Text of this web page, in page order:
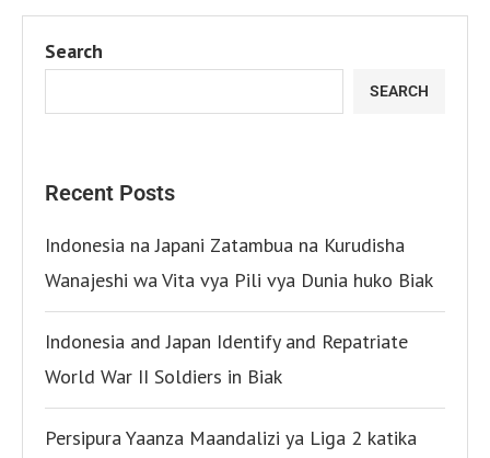
Search
SEARCH
Recent Posts
Indonesia na Japani Zatambua na Kurudisha
Wanajeshi wa Vita vya Pili vya Dunia huko Biak
Indonesia and Japan Identify and Repatriate
World War II Soldiers in Biak
Persipura Yaanza Maandalizi ya Liga 2 katika